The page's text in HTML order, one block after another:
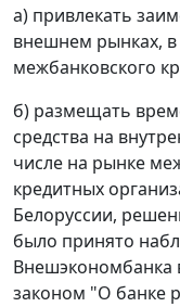
а) привлекать
внешнем рынках,
межбанковского
б) размещать
средства на
числе на рынке
кредитных
Белоруссии,
было принято
Внешэкономбанка
законом "О банке